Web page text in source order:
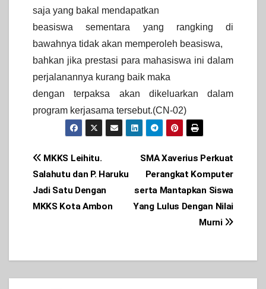
saja yang bakal mendapatkan
beasiswa sementara yang rangking di
bawahnya tidak akan memperoleh beasiswa,
bahkan jika prestasi para mahasiswa ini dalam
perjalanannya kurang baik maka
dengan terpaksa akan dikeluarkan dalam
program kerjasama tersebut.(CN-02)
Post
navigation
SMA Xaverius Perkuat
Perangkat Komputer
serta Mantapkan Siswa
Yang Lulus Dengan Nilai
Murni
MKKS Leihitu.
Salahutu dan P. Haruku
Jadi Satu Dengan
MKKS Kota Ambon